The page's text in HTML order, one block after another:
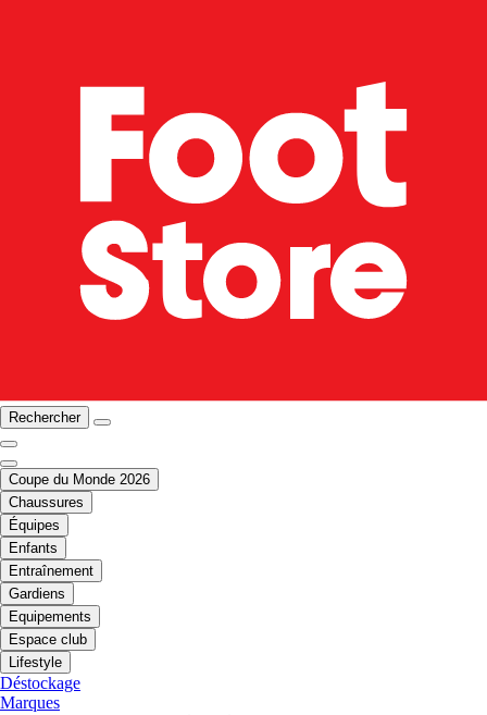
Rechercher
Coupe du Monde 2026
Chaussures
Équipes
Enfants
Entraînement
Gardiens
Equipements
Espace club
Lifestyle
Déstockage
Marques